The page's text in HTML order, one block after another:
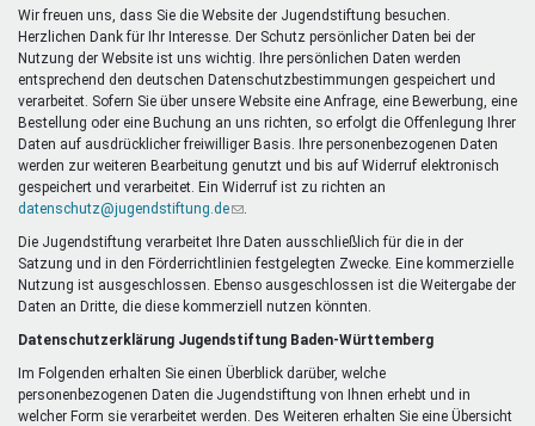
Mentoren & Projekte
Schule & Beruf
Demokratie & Beteiligung
Wir freuen uns, dass Sie die Website der Jugendstiftung besuchen.
Herzlichen Dank für Ihr Interesse. Der Schutz persönlicher Daten bei der
Nutzung der Website ist uns wichtig. Ihre persönlichen Daten werden
entsprechend den deutschen Datenschutzbestimmungen gespeichert und
verarbeitet. Sofern Sie über unsere Website eine Anfrage, eine Bewerbung, eine
Bestellung oder eine Buchung an uns richten, so erfolgt die Offenlegung Ihrer
Daten auf ausdrücklicher freiwilliger Basis. Ihre personenbezogenen Daten
werden zur weiteren Bearbeitung genutzt und bis auf Widerruf elektronisch
gespeichert und verarbeitet. Ein Widerruf ist zu richten an
datenschutz@jugendstiftung.de(Link
E-
Mail)
Die Jugendstiftung verarbeitet Ihre Daten ausschließlich für die in der
Satzung und in den Förderrichtlinien festgelegten Zwecke. Eine kommerzielle
Nutzung ist ausgeschlossen. Ebenso ausgeschlossen ist die Weitergabe der
Daten an Dritte, die diese kommerziell nutzen könnten.
Datenschutzerklärung Jugendstiftung Baden-Württemberg
Im Folgenden erhalten Sie einen Überblick darüber, welche
personenbezogenen Daten die Jugendstiftung von Ihnen erhebt und in
welcher Form sie verarbeitet werden. Des Weiteren erhalten Sie eine Übersicht